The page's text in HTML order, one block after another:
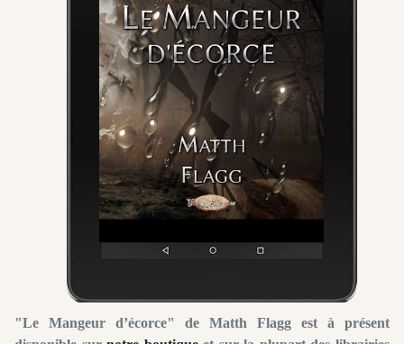
"Le Mangeur d’écorce" de Matth Flagg est à présent